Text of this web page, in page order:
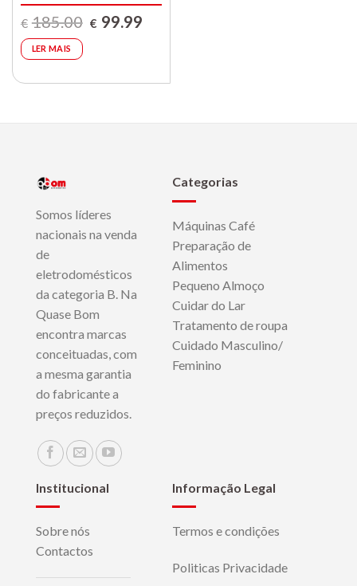
€ 185.00
O
preço
€ 99.99O
LER MAIS
Somos líderes
nacionais na venda
de
eletrodomésticos
da categoria B. Na
Quase Bom
encontra marcas
conceituadas, com
a mesma garantia
do fabricante a
preços reduzidos.
Categorias
Máquinas Café
Preparação de
Alimentos
Pequeno Almoço
Cuidar do Lar
Tratamento de roupa
Cuidado Masculino/
Feminino
Institucional
Sobre nós
Contactos
Informação Legal
Termos e condições
Politicas Privacidade